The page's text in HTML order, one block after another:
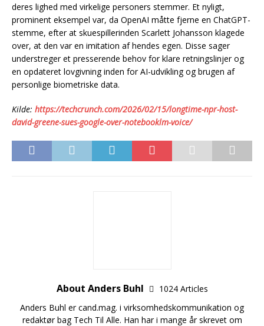
deres lighed med virkelige personers stemmer. Et nyligt,
prominent eksempel var, da OpenAI måtte fjerne en ChatGPT-
stemme, efter at skuespillerinden Scarlett Johansson klagede
over, at den var en imitation af hendes egen. Disse sager
understreger et presserende behov for klare retningslinjer og
en opdateret lovgivning inden for AI-udvikling og brugen af
personlige biometriske data.
Kilde: https://techcrunch.com/2026/02/15/longtime-npr-host-
david-greene-sues-google-over-notebooklm-voice/
About Anders Buhl
1024 Articles
Anders Buhl er cand.mag. i virksomhedskommunikation og
redaktør bag Tech Til Alle. Han har i mange år skrevet om